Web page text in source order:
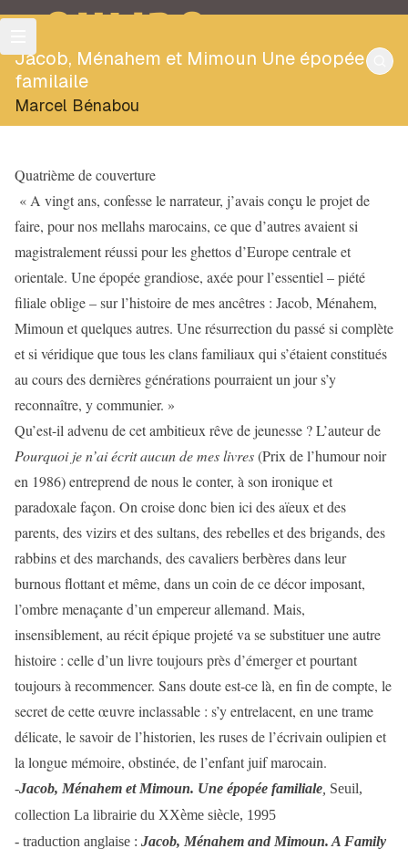
OULIPO
Jacob, Ménahem et Mimoun Une épopée
familaile
Marcel Bénabou
Quatrième de couverture
« A vingt ans, confesse le narrateur, j’avais conçu le projet de
faire, pour nos mellahs marocains, ce que d’autres avaient si
magistralement réussi pour les ghettos d’Europe centrale et
orientale. Une épopée grandiose, axée pour l’essentiel – piété
filiale oblige – sur l’histoire de mes ancêtres : Jacob, Ménahem,
Mimoun et quelques autres. Une résurrection du passé si complète
et si véridique que tous les clans familiaux qui s’étaient constitués
au cours des dernières générations pourraient un jour s’y
reconnaître, y communier. »
Qu’est-il advenu de cet ambitieux rêve de jeunesse ? L’auteur de
Pourquoi je n’ai écrit aucun de mes livres(Prix de l’humour noir
en 1986) entreprend de nous le conter, à son ironique et
paradoxale façon. On croise donc bien ici des aïeux et des
parents, des vizirs et des sultans, des rebelles et des brigands, des
rabbins et des marchands, des cavaliers berbères dans leur
burnous flottant et même, dans un coin de ce décor imposant,
l’ombre menaçante d’un empereur allemand. Mais,
insensiblement, au récit épique projeté va se substituer une autre
histoire : celle d’un livre toujours près d’émerger et pourtant
toujours à recommencer. Sans doute est-ce là, en fin de compte, le
secret de cette œuvre inclassable : s’y entrelacent, en une trame
délicate, le savoir de l’historien, les ruses de l’écrivain oulipien et
la longue mémoire, obstinée, de l’enfant juif marocain.
-Jacob, Ménahem et Mimoun. Une épopée familiale Seuil,
collection La librairie du XXème siècle, 1995
- traduction anglaise : Jacob, Ménahem and Mimoun. A Family